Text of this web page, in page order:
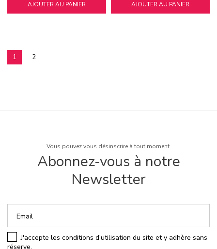
AJOUTER AU PANIER AJOUTER AU PANIER
1 2
Vous pouvez vous désinscrire à tout moment.
Abonnez-vous à notre
Newsletter
J'accepte les conditions d'utilisation du site et y adhère sans
réserve.